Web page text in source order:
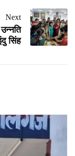
Next
सिंह